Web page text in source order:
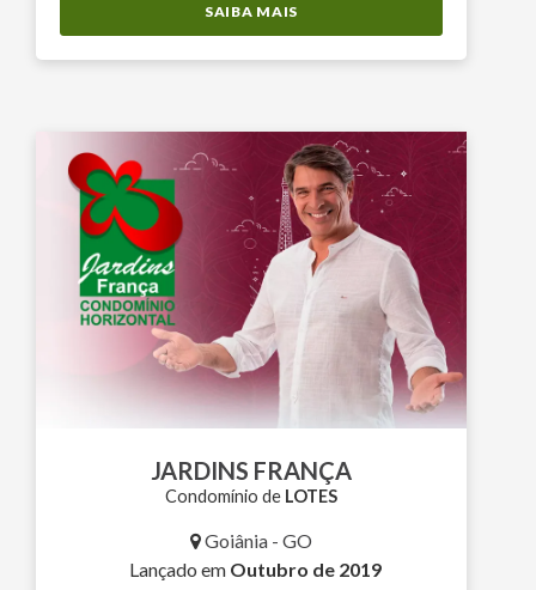
SAIBA MAIS
JARDINS FRANÇA
Condomínio de LOTES
Goiânia - GO
Lançado em Outubro de 2019